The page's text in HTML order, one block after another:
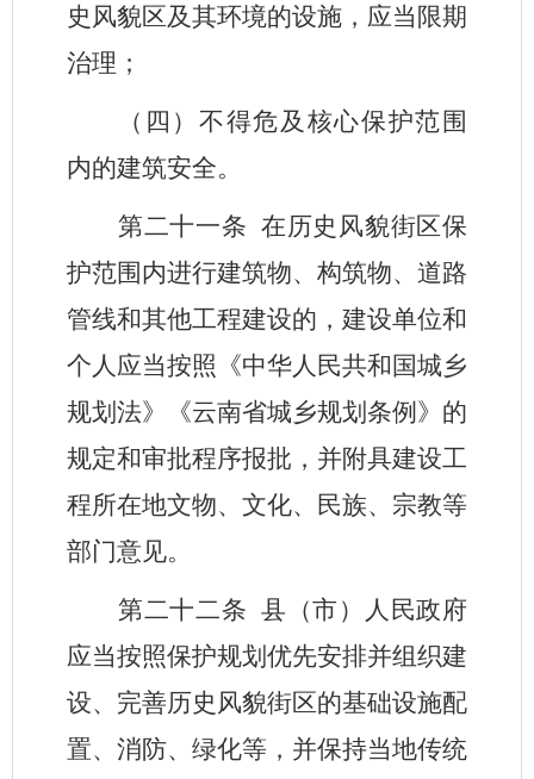
史风貌区及其环境的设施，应当限期
治理；
（四）不得危及核心保护范围
内的建筑安全。
第二十一条 在历史风貌街区保
护范围内进行建筑物、构筑物、道路
管线和其他工程建设的，建设单位和
个人应当按照《中华人民共和国城乡
规划法》《云南省城乡规划条例》的
规定和审批程序报批，并附具建设工
程所在地文物、文化、民族、宗教等
部门意见。
第二十二条 县（市）人民政府
应当按照保护规划优先安排并组织建
设、完善历史风貌街区的基础设施配
置、消防、绿化等，并保持当地传统